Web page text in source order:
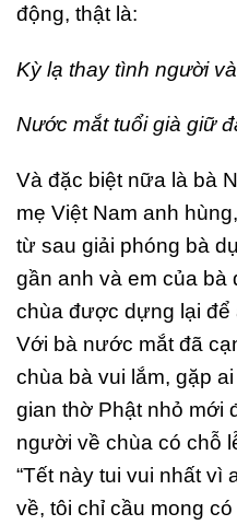
động, thật là:
Kỳ lạ thay tình người
Nước mắt tuổi già giữ
Và đặc biệt nữa là bà
mẹ Việt Nam anh
từ sau giải phóng bà
gần anh và em của bà
chùa được dựng lại để
Với bà nước mắt đã
chùa bà vui lắm, gặp
gian thờ Phật nhỏ mới
người về chùa có chỗ
“Tết này tui vui nhất vì
về, tôi chỉ cầu mong có